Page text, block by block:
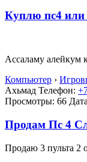
Куплю пс4 или
Ассаламу алейкум
Компьютер ›
Ахьмад Телефон:
Просмотры: 66
Продам Пс 4
Продаю 3 пульта 2